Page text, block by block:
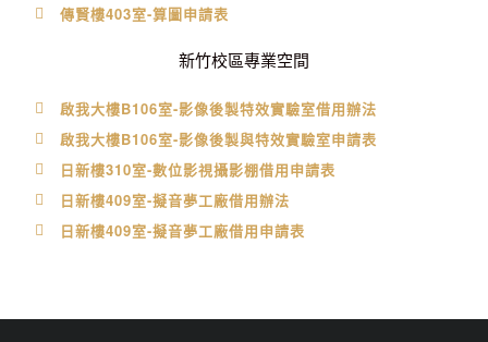
傳賢樓403室-算圖申請表
新竹校區專業空間
啟我大樓B106室-影像後製特效實驗室借用辦法
啟我大樓B106室-影像後製與特效實驗室申請表
日新樓310室-數位影視攝影棚借用申請表
日新樓409室-擬音夢工廠借用辦法
日新樓409室-擬音夢工廠借用申請表